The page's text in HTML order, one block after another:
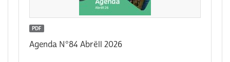
PDF
Agenda N°84 Abrëll 2026